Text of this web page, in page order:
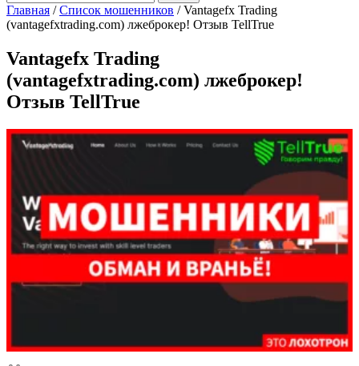
Главная /Список мошенников /Vantagefx Trading
(vantagefxtrading.com) лжеброкер! Отзыв TellTrue
Vantagefx Trading
(vantagefxtrading.com) лжеброкер!
Отзыв TellTrue